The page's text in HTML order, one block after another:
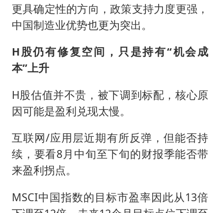
更具确定性的方向，政策支持力度更强，
中国制造业优势也更为突出。
H股仍有修复空间，只是持有“机会成
本”上升
H股估值并不贵，被下调到标配，核心原
因可能是盈利兑现太慢。
互联网/应用层近期有所反弹，但能否持
续，要看8月中旬至下旬的财报季能否带
来盈利拐点。
MSCI中国指数的目标市盈率因此从13倍